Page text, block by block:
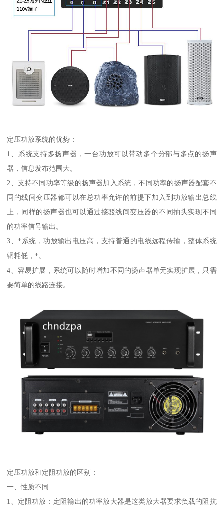
定压功放系统的优势：
1、系统支持多扬声器，一台功放可以带动多个分部与多点的扬声
器，信息发布范围大。
2、支持不同功率等级的扬声器加入系统，不同功率的扬声器配套不
同的线间变压器都可以在总功率允许的前提下加入到功放输出总线
上，同样的扬声器也可以通过接驳线间变压器的不同抽头实现不同
的功率信号输出。
3、*系统，功放输出电压高，支持普通的电线远程传输，整体系统
铜耗低，*。
4、容易扩展，系统可以随时增加不同的扬声器单元实现扩展，只需
要简单的线路连接。
定压功放和定阻功放的区别：
一、性质不同
1、定阻功放：定阻输出的功率放大器是这类放大器要求负载的阻抗